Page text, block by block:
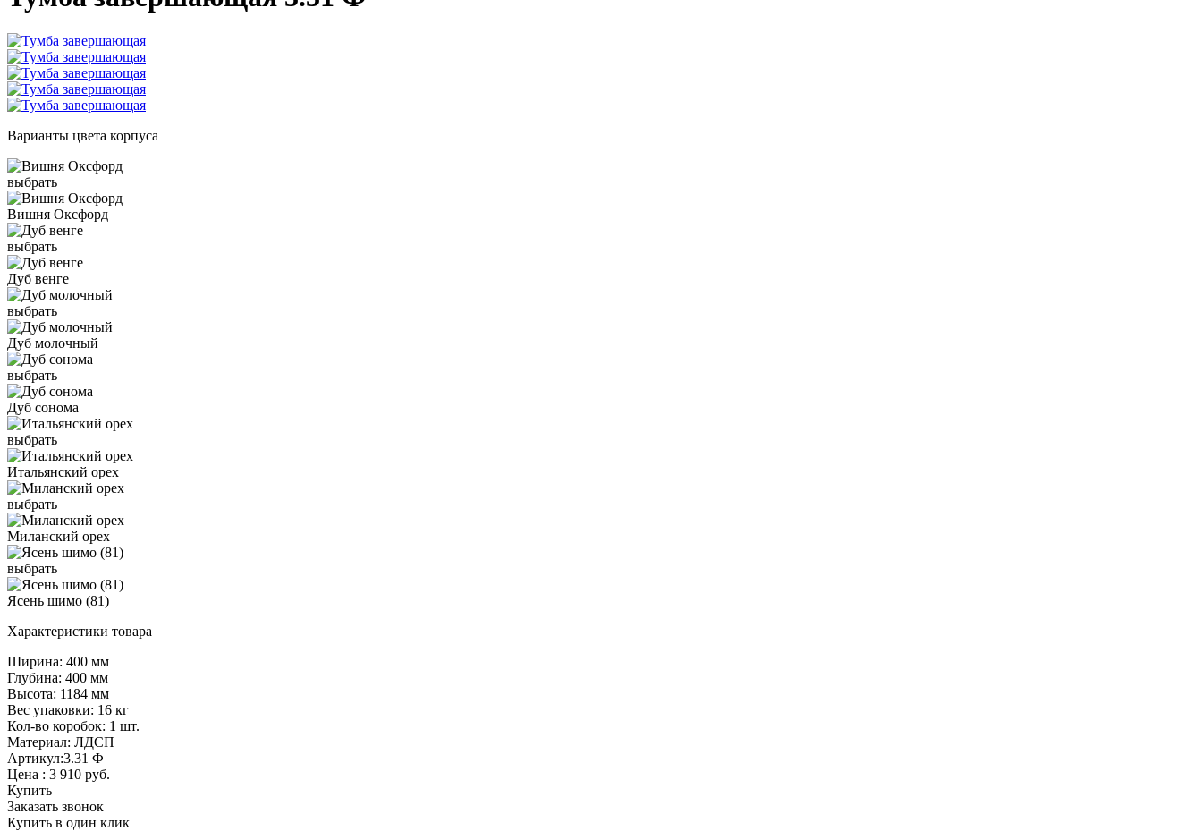
Варианты цвета корпуса
выбрать
Вишня Оксфорд
выбрать
Дуб венге
выбрать
Дуб молочный
выбрать
Дуб сонома
выбрать
Итальянский орех
выбрать
Миланский орех
выбрать
Ясень шимо (81)
Характеристики товара
Ширина: 400 мм
Глубина: 400 мм
Высота: 1184 мм
Вес упаковки: 16 кг
Кол-во коробок: 1 шт.
Материал: ЛДСП
Артикул:3.31 Ф
Цена : 3 910 руб.
Купить
Заказать звонок
Купить в один клик